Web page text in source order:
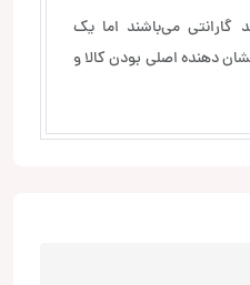
گارانتی می‌باشند اما یک
دهنده اصلی بودن کالا و